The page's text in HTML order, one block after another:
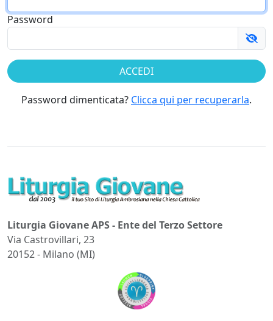
Password
Password dimenticata? Clicca qui per recuperarla.
Liturgia Giovane APS - Ente del Terzo Settore
Via Castrovillari, 23
20152 - Milano (MI)